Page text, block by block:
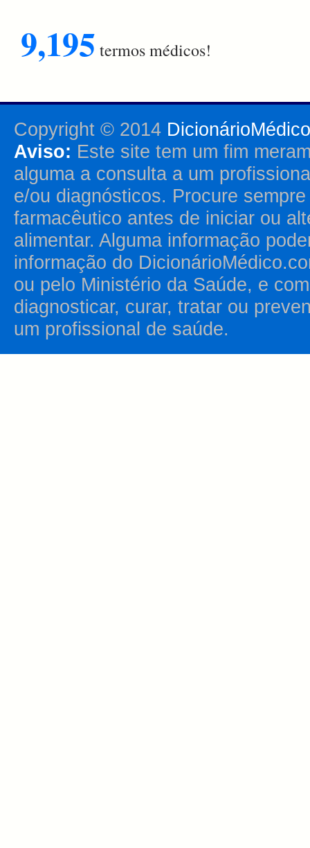
9,195 termos médicos!
Copyright © 2014
Aviso: Este site tem um fim
alguma a consulta a um
e/ou diagnósticos. Procure
farmacêutico antes de iniciar ou
alimentar. Alguma informação
informação do
ou pelo Ministério da Saúde, e
diagnosticar, curar, tratar ou
um profissional de saúde.